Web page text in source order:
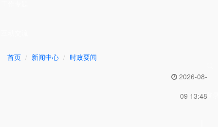
登
首页 新闻中心
时政要闻
2026-08-
09 13:48